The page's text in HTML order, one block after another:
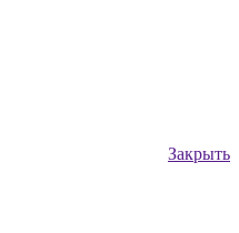
Закрыть